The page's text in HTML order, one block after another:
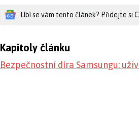
Líbí se vám tento článek? Přidejte si
Kapitoly článku
Bezpečnostní díra Samsungu: